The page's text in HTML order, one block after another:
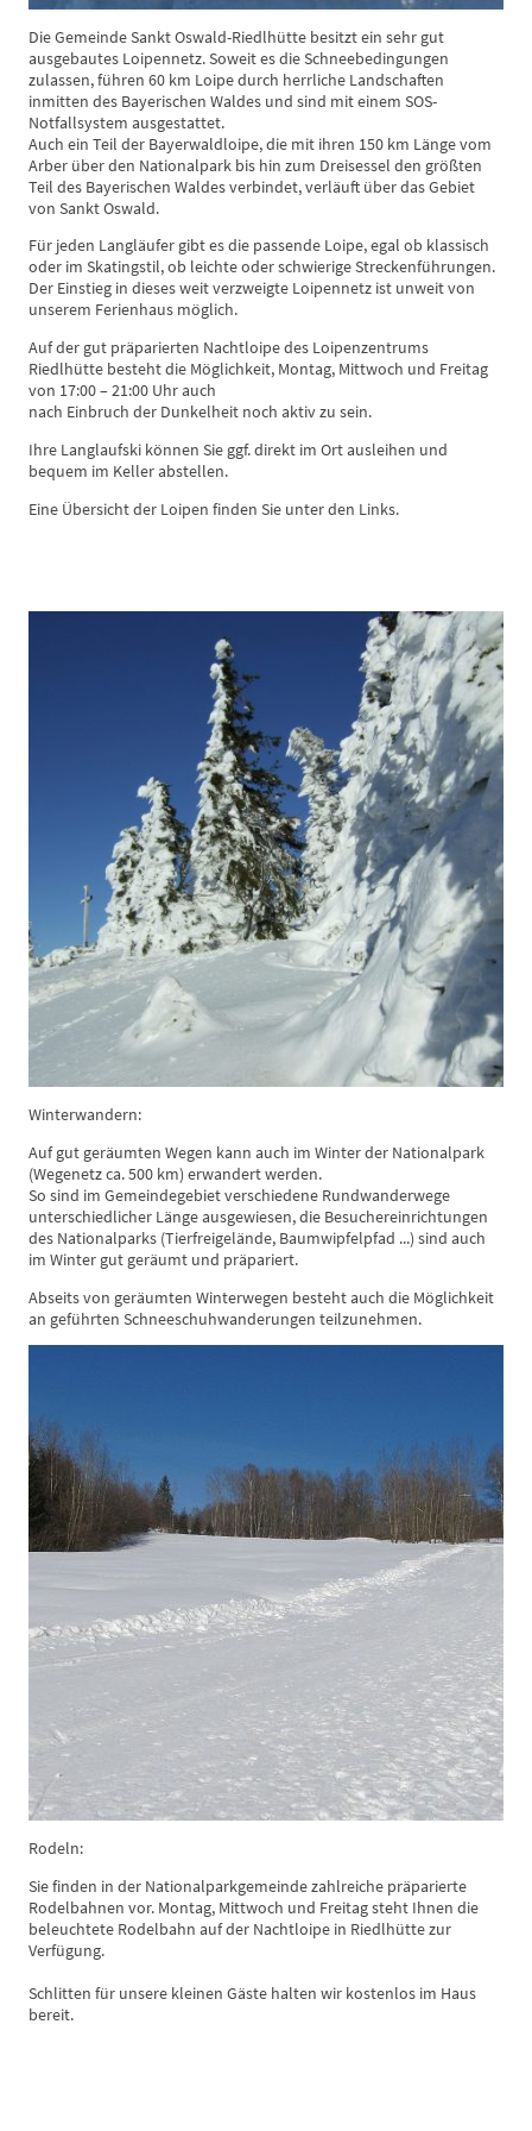
Die Gemeinde Sankt Oswald-Riedlhütte besitzt ein sehr gut
ausgebautes Loipennetz. Soweit es die Schneebedingungen
zulassen, führen 60 km Loipe durch herrliche Landschaften
inmitten des Bayerischen Waldes und sind mit einem SOS-
Notfallsystem ausgestattet.
Auch ein Teil der Bayerwaldloipe, die mit ihren 150 km Länge vom
Arber über den Nationalpark bis hin zum Dreisessel den größten
Teil des Bayerischen Waldes verbindet, verläuft über das Gebiet
von Sankt Oswald.
Für jeden Langläufer gibt es die passende Loipe, egal ob klassisch
oder im Skatingstil, ob leichte oder schwierige Streckenführungen.
Der Einstieg in dieses weit verzweigte Loipennetz ist unweit von
unserem Ferienhaus möglich.
Auf der gut präparierten Nachtloipe des Loipenzentrums
Riedlhütte besteht die Möglichkeit, Montag, Mittwoch und Freitag
von 17:00 – 21:00 Uhr auch
nach Einbruch der Dunkelheit noch aktiv zu sein.
Ihre Langlaufski können Sie ggf. direkt im Ort ausleihen und
bequem im Keller abstellen.
Eine Übersicht der Loipen finden Sie unter den Links.
Winterwandern:
Auf gut geräumten Wegen kann auch im Winter der Nationalpark
(Wegenetz ca. 500 km) erwandert werden.
So sind im Gemeindegebiet verschiedene Rundwanderwege
unterschiedlicher Länge ausgewiesen, die Besuchereinrichtungen
des Nationalparks (Tierfreigelände, Baumwipfelpfad ...) sind auch
im Winter gut geräumt und präpariert.
Abseits von geräumten Winterwegen besteht auch die Möglichkeit
an geführten Schneeschuhwanderungen teilzunehmen.
Rodeln:
Sie finden in der Nationalparkgemeinde zahlreiche präparierte
Rodelbahnen vor. Montag, Mittwoch und Freitag steht Ihnen die
beleuchtete Rodelbahn auf der Nachtloipe in Riedlhütte zur
Verfügung.
Schlitten für unsere kleinen Gäste halten wir kostenlos im Haus
bereit.